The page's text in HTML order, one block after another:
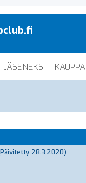
JÄSENEKSI KAUPPA
(Päivitetty 28.3.2020)